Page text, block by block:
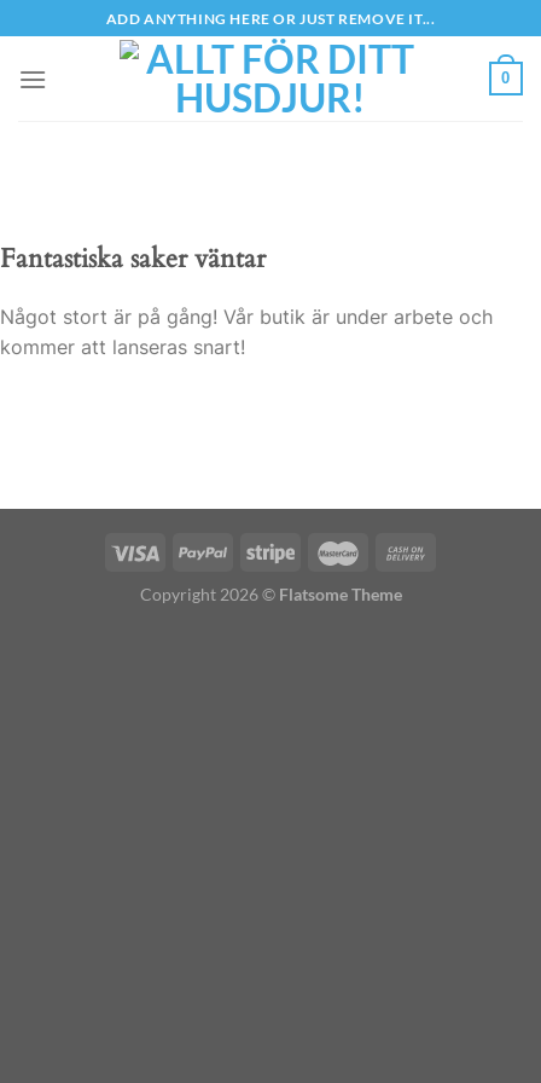
to
content
ADD ANYTHING HERE OR JUST REMOVE IT...
0
Fantastiska saker väntar
Något stort är på gång! Vår butik är under arbete och
kommer att lanseras snart!
Copyright 2026 © Flatsome Theme